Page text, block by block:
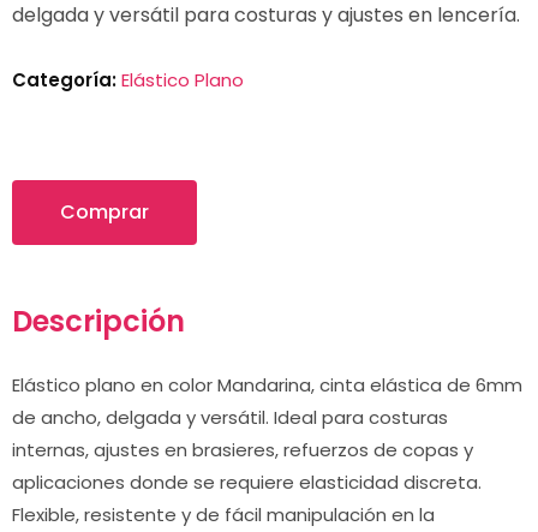
delgada y versátil para costuras y ajustes en lencería.
Categoría:Elástico Plano
Comprar
Descripción
Elástico plano en color Mandarina, cinta elástica de 6mm
de ancho, delgada y versátil. Ideal para costuras
internas, ajustes en brasieres, refuerzos de copas y
aplicaciones donde se requiere elasticidad discreta.
Flexible, resistente y de fácil manipulación en la